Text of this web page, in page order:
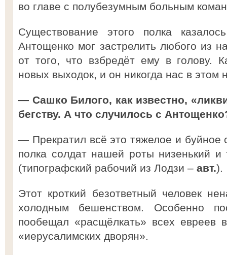
во главе с полубезумным больным
Существование этого полка
Антощенко мог застрелить любого из
от того, что взбредёт ему в голову.
новых выходок, и он никогда нас в этом
— Сашко Билого, как известно,
бегству. А что случилось с
— Прекратил всё это тяжелое и буйное
полка солдат нашей роты низенький
(типографский рабочий из Лодзи – авт.).
Этот кроткий безответный человек
холодным бешенством. Особенно
пообещал «расщёлкать» всех евреев
«иерусалимских дворян».